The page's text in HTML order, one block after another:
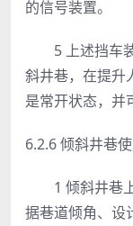
的信号装置。
5 上述挡车
斜井巷，在提升
是常开状态，并
6.2.6 倾斜井巷
1 倾斜井巷
据巷道倾角、设